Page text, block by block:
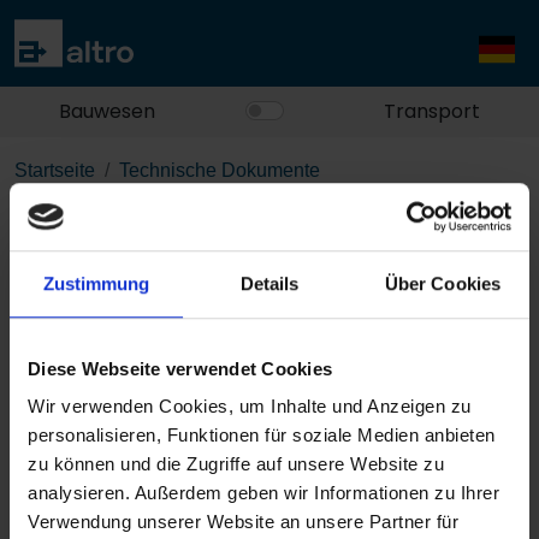
Zustimmung Details Über Cookies
Diese Webseite verwendet Cookies
Wir verwenden Cookies, um Inhalte und Anzeigen zu
personalisieren, Funktionen für soziale Medien anbieten
zu können und die Zugriffe auf unsere Website zu
analysieren. Außerdem geben wir Informationen zu Ihrer
Verwendung unserer Website an unsere Partner für
Bauwesen Transport
Startseite
Technische Dokumente
Breadcrumb.altro-cantata-adhesive-free-
ausschreibungsempfehlung
Altro Cantata adhesive-free
- Ausschreibungsempfehlung
PDF herunterladen